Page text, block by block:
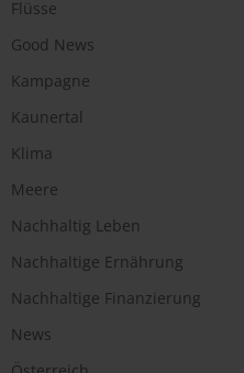
Flüsse
Good News
Kampagne
Kaunertal
Klima
Meere
Nachhaltig Leben
Nachhaltige Ernährung
Nachhaltige Finanzierung
News